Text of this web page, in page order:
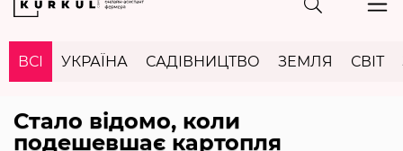
ВСІ УКРАЇНА САДІВНИЦТВО ЗЕМЛЯ СВІТ
Стало відомо, коли
подешевшає картопля